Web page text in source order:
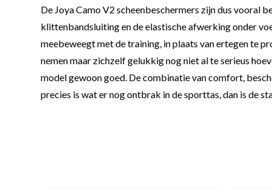
De Joya Camo V2 scheenbeschermers zijn dus vooral
klittenbandsluiting en de elastische afwerking onder
meebeweegt met de training, in plaats van ertegen te
nemen maar zichzelf gelukkig nog niet al te serieus
model gewoon goed. De combinatie van comfort,
precies is wat er nog ontbrak in de sporttas, dan is de